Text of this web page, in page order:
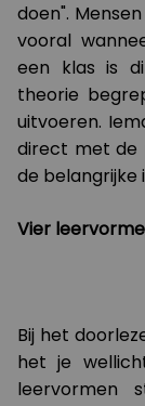
doen".
vooral
een klas is
theorie
uitvoeren.
direct met de
de
Vier
Bij het
het je
leervormen